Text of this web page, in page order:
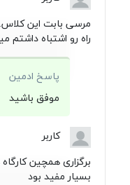
مرسی بابت این کلاس.
راه رو اشتباه داشتم
پاسخ ادمین
موفق باشید
کاربر
برگزاری همچین
بسیار مفید بود